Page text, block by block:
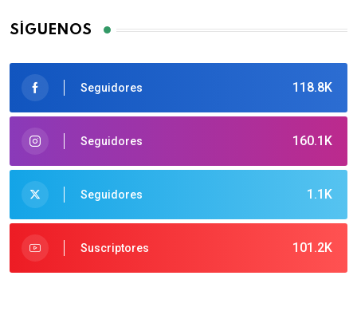
SÍGUENOS
118.8K
Seguidores
160.1K
Seguidores
1.1K
Seguidores
101.2K
Suscriptores